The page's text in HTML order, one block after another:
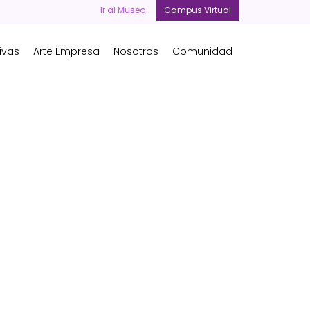
Ir al Museo Campus Virtual
Arte Empresa Nosotros Comunidad